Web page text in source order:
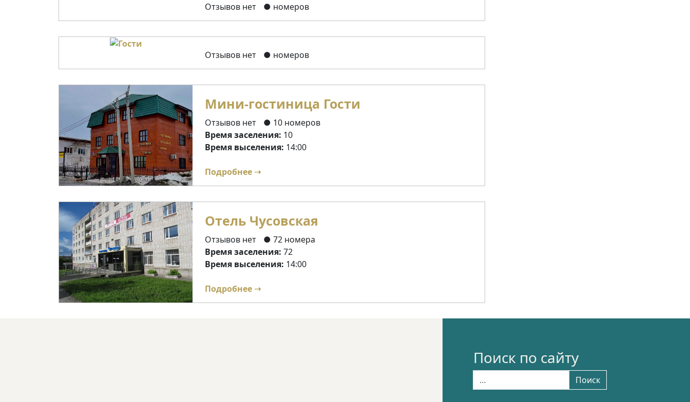
Отзывов нет ● номеров
Отзывов нет ● номеров
Мини-гостиница Гости
Отзывов нет
● 10 номеров
Время заселения: 10
Время выселения: 14:00
Подробнее ➝
Отель Чусовская
Отзывов нет
● 72 номера
Время заселения: 72
Время выселения: 14:00
Подробнее ➝
Поиск по сайту
Поиск